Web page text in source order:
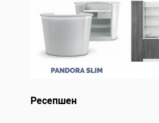
Ресепшен